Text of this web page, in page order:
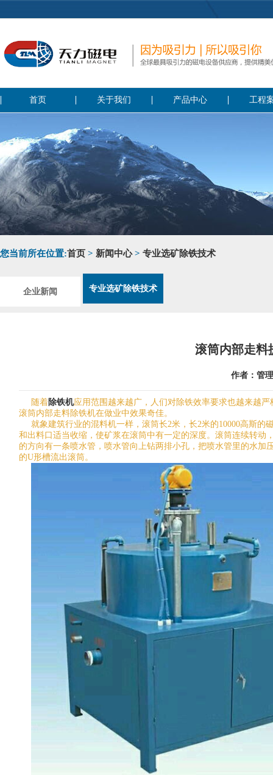
首页 关于我们 产品中心 工程
您当前所在位置:首页 > 新闻中心> 专业选矿除铁技术
企业新闻 专业选矿除铁技术
滚筒内部走料
作者：管
随着除铁机应用范围越来越广，人们对除铁效率要求也越来越
滚筒内部走料除铁机在做业中效果奇佳。
就象建筑行业的混料机一样，滚筒长2米，长2米的10000高斯的
和出料口适当收缩，使矿浆在滚筒中有一定的深度。滚筒连续转
的方向有一条喷水管，喷水管向上钻两排小孔，把喷水管里的水
的U形槽流出滚筒。